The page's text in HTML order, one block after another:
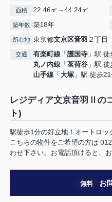
面積 22.46㎡～44.24㎡
築年数 築18年
所在地 東京都文京区音羽 ２丁目
交通 有楽町線 「護国寺 」駅
丸ノ内線 「茗荷谷 」駅
山手線 「大塚 」駅 徒歩
レジディア文京音羽Ⅱの
ト)
駅徒歩1分の好立地！オートロッ
こちらの物件をご希望の方は
わせ下さい。お電話頂けると、
無料 お